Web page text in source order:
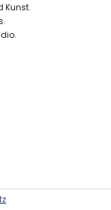
Kunst